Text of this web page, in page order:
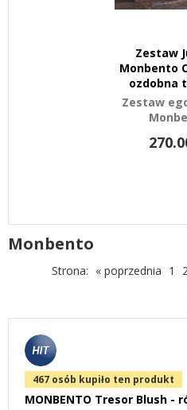
Zestaw
Monbento
ozdobna
Zestaw
Monbento
Strona: « poprzednia 1
467 osób kupiło ten produkt
MONBENTO Tresor Blush -